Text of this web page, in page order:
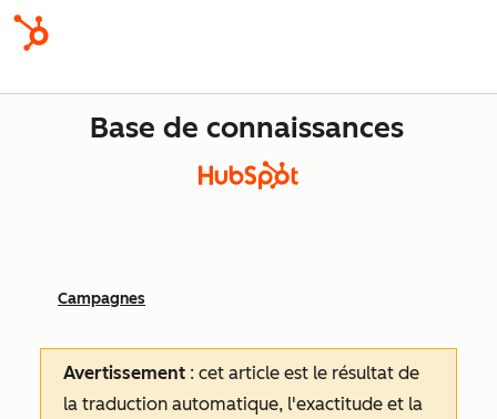
Base de connaissances
Campagnes
Avertissement : cet article est le résultat de
la traduction automatique, l'exactitude et la